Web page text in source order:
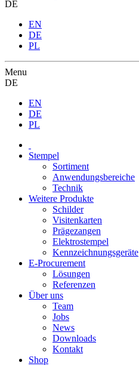
DE
EN
DE
PL
Menu
DE
EN
DE
PL
Stempel
Sortiment
Anwendungsbereiche
Technik
Weitere Produkte
Schilder
Visitenkarten
Prägezangen
Elektrostempel
Kennzeichnungsgeräte
E-Procurement
Lösungen
Referenzen
Über uns
Team
Jobs
News
Downloads
Kontakt
Shop